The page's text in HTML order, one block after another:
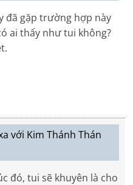
đã gặp trường hợp này
ai thấy như tui không?
với Kim Thánh Thán
đó, tui sẽ khuyên là cho